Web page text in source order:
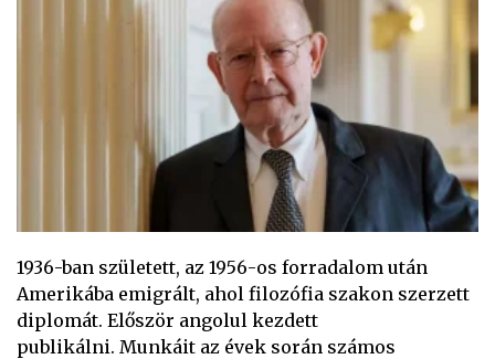
1936-ban született, az 1956-os forradalom után
Amerikába emigrált, ahol filozófia szakon szerzett
diplomát. Először angolul kezdett
publikálni. Munkáit az évek során számos